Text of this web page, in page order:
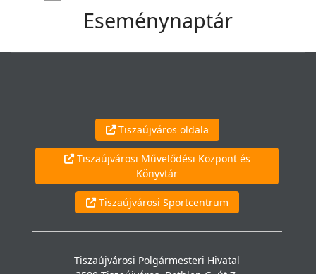
Eseménynaptár
Tiszaújváros oldala
Tiszaújvárosi Művelődési Központ és
Könyvtár
Tiszaújvárosi Sportcentrum
Tiszaújvárosi Polgármesteri Hivatal